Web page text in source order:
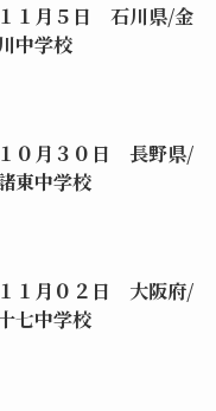
１月５日 石川県/金
中学校
０月３０日 長野県/
東中学校
１月０２日 大阪府/
七中学校